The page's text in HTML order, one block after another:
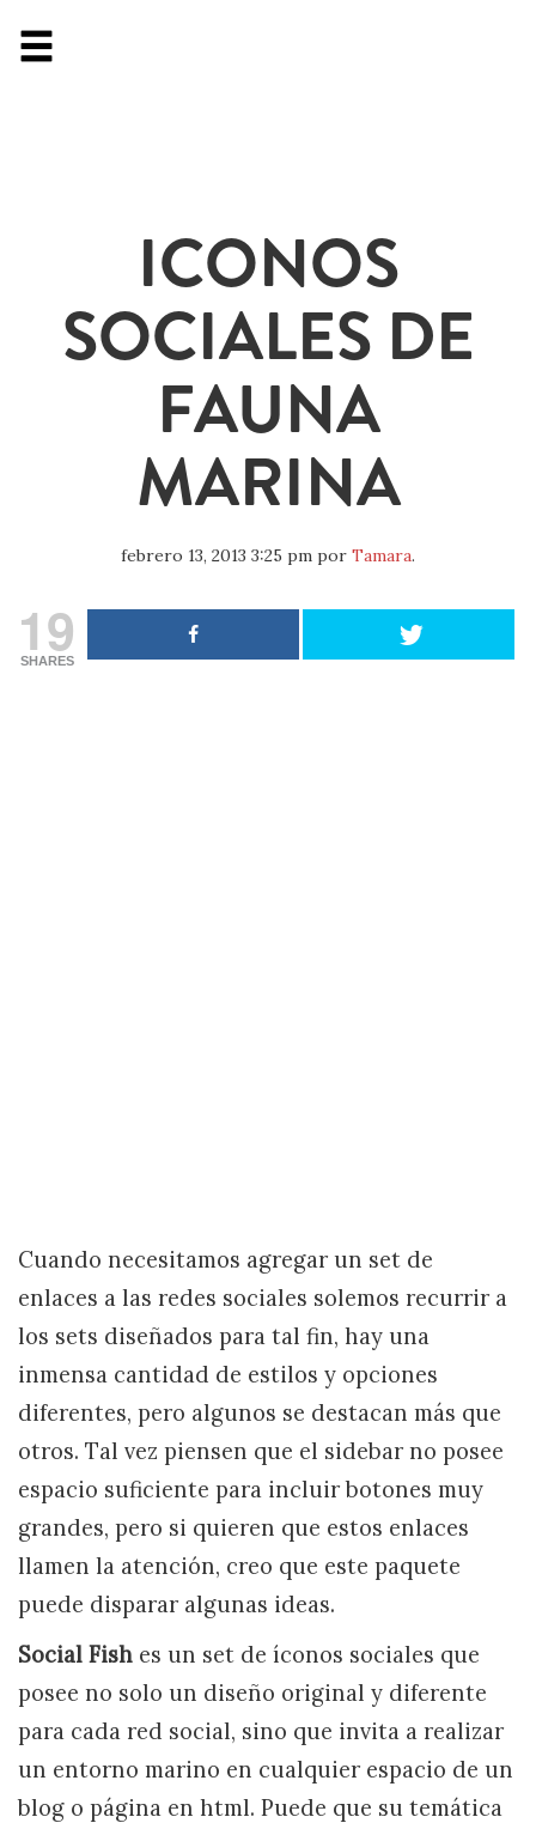
ICONOS
SOCIALES DE
FAUNA
MARINA
febrero 13, 2013 3:25 pm por Tamara.
19
SHARES
Cuando necesitamos agregar un set de
enlaces a las redes sociales solemos recurrir a
los sets diseñados para tal fin, hay una
inmensa cantidad de estilos y opciones
diferentes, pero algunos se destacan más que
otros. Tal vez piensen que el sidebar no posee
espacio suficiente para incluir botones muy
grandes, pero si quieren que estos enlaces
llamen la atención, creo que este paquete
puede disparar algunas ideas.
Social Fish es un set de íconos sociales que
posee no solo un diseño original y diferente
para cada red social, sino que invita a realizar
un entorno marino en cualquier espacio de un
blog o página en html. Puede que su temática